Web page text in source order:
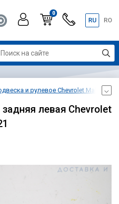
0
RU RO
и рулевое Chevrolet Malibu
левая Chevrolet